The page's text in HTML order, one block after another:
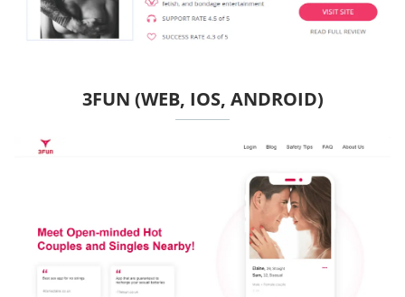
3FUN (WEB, IOS, ANDROID)